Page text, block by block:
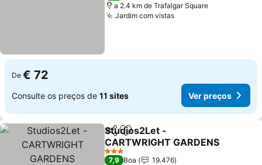
a 2.4 km de Trafalgar Square
Jardim com vistasVer preços
De € 72
Consulte os preços de 11 sites Ver preços
PartilharAdicionar aos favoritos
Studios2Let -
CARTWRIGHT GARDENS
Ver preços
3 Estrelas
7,9 Boa
19.476